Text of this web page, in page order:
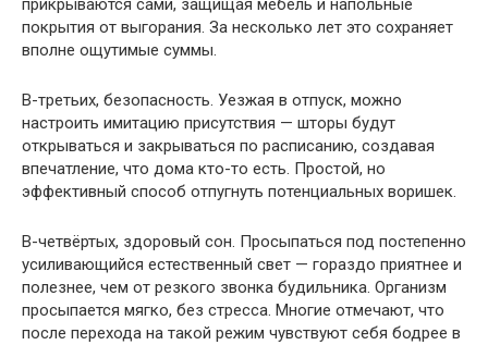
прикрываются сами, защищая мебель и напольные
покрытия от выгорания. За несколько лет это сохраняет
вполне ощутимые суммы.
В-третьих, безопасность. Уезжая в отпуск, можно
настроить имитацию присутствия — шторы будут
открываться и закрываться по расписанию, создавая
впечатление, что дома кто-то есть. Простой, но
эффективный способ отпугнуть потенциальных воришек.
В-четвёртых, здоровый сон. Просыпаться под постепенно
усиливающийся естественный свет — гораздо приятнее и
полезнее, чем от резкого звонка будильника. Организм
просыпается мягко, без стресса. Многие отмечают, что
после перехода на такой режим чувствуют себя бодрее в